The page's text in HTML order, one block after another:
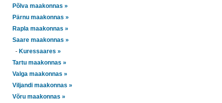
Põlva maakonnas »
Pärnu maakonnas »
Rapla maakonnas »
Saare maakonnas »
- Kuressaares »
Tartu maakonnas »
Valga maakonnas »
Viljandi maakonnas »
Võru maakonnas »